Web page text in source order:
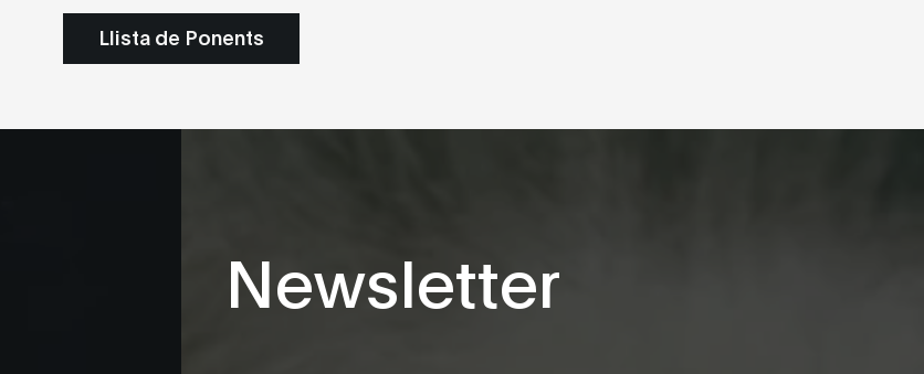
Llista de Ponents
Newsletter